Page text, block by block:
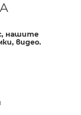
нашите
видео.